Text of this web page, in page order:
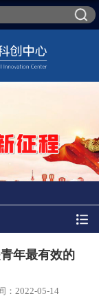
年最有效的
：2022-05-14